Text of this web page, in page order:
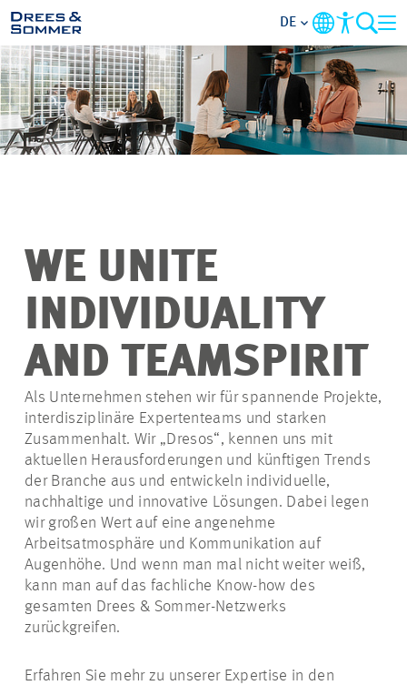
ÜBERSICHT
ÜBER UNS
EINSTIEGSMÖGLICHKEITEN
RUND UMS BEWERBEN
STELLENANGEBOTE
DE
WE UNITE
INDIVIDUALITY
AND TEAMSPIRIT
Als Unternehmen stehen wir für spannende Projekte,
interdisziplinäre Expertenteams und starken
Zusammenhalt. Wir „Dresos“, kennen uns mit
aktuellen Herausforderungen und künftigen Trends
der Branche aus und entwickeln individuelle,
nachhaltige und innovative Lösungen. Dabei legen
wir großen Wert auf eine angenehme
Arbeitsatmosphäre und Kommunikation auf
Augenhöhe. Und wenn man mal nicht weiter weiß,
kann man auf das fachliche Know-how des
gesamten Drees & Sommer-Netzwerks
zurückgreifen.
Erfahren Sie mehr zu unserer Expertise in den